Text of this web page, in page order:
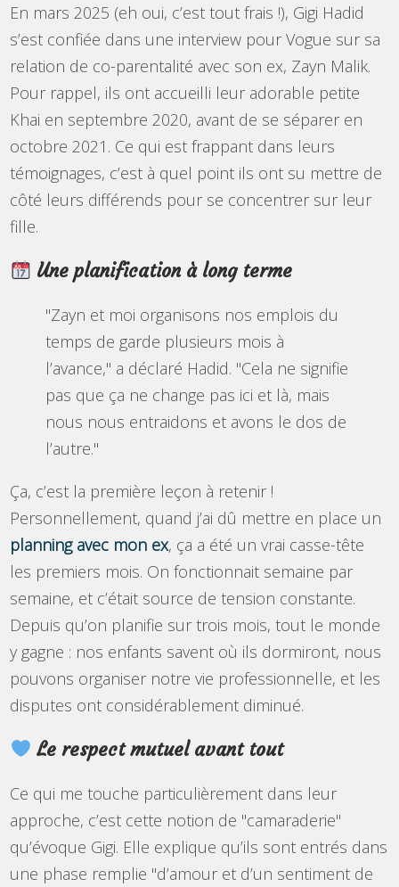
En mars 2025 (eh oui, c’est tout frais !), Gigi Hadid
s’est confiée dans une interview pour Vogue sur sa
relation de co-parentalité avec son ex, Zayn Malik.
Pour rappel, ils ont accueilli leur adorable petite
Khai en septembre 2020, avant de se séparer en
octobre 2021. Ce qui est frappant dans leurs
témoignages, c’est à quel point ils ont su mettre de
côté leurs différends pour se concentrer sur leur
fille.
Une planification à long terme
"Zayn et moi organisons nos emplois du
temps de garde plusieurs mois à
l’avance," a déclaré Hadid. "Cela ne signifie
pas que ça ne change pas ici et là, mais
nous nous entraidons et avons le dos de
l’autre."
Ça, c’est la première leçon à retenir !
Personnellement, quand j’ai dû mettre en place un
planning avec mon ex, ça a été un vrai casse-tête
les premiers mois. On fonctionnait semaine par
semaine, et c’était source de tension constante.
Depuis qu’on planifie sur trois mois, tout le monde
y gagne : nos enfants savent où ils dormiront, nous
pouvons organiser notre vie professionnelle, et les
disputes ont considérablement diminué.
Le respect mutuel avant tout
Ce qui me touche particulièrement dans leur
approche, c’est cette notion de "camaraderie"
qu’évoque Gigi. Elle explique qu’ils sont entrés dans
une phase remplie "d’amour et d’un sentiment de